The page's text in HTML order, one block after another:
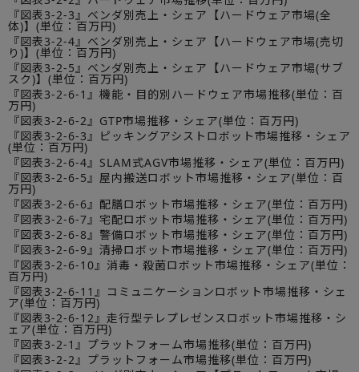
『図表3-2-3』ベンダ別売上・シェア【ハードウェア市場(全
体)】(単位：百万円)
『図表3-2-4』ベンダ別売上・シェア【ハードウェア市場(売切
り)】(単位：百万円)
『図表3-2-5』ベンダ別売上・シェア【ハードウェア市場(サブ
スク)】(単位：百万円)
『図表3-2-6-1』機能・目的別ハードウェア市場推移(単位：百
万円)
『図表3-2-6-2』GTP市場推移・シェア(単位：百万円)
『図表3-2-6-3』ピッキングアシストロボット市場推移・シェア
(単位：百万円)
『図表3-2-6-4』SLAM式AGV市場推移・シェア(単位：百万円)
『図表3-2-6-5』屋内搬送ロボット市場推移・シェア(単位：百
万円)
『図表3-2-6-6』配膳ロボット市場推移・シェア(単位：百万円)
『図表3-2-6-7』宅配ロボット市場推移・シェア(単位：百万円)
『図表3-2-6-8』警備ロボット市場推移・シェア(単位：百万円)
『図表3-2-6-9』清掃ロボット市場推移・シェア(単位：百万円)
『図表3-2-6-10』消毒・殺菌ロボット市場推移・シェア(単位：
百万円)
『図表3-2-6-11』コミュニケーションロボット市場推移・シェ
ア(単位：百万円)
『図表3-2-6-12』走行型テレプレゼンスロボット市場推移・シ
ェア(単位：百万円)
『図表3-2-1』プラットフォーム市場推移(単位：百万円)
『図表3-2-2』プラットフォーム市場推移(単位：百万円)